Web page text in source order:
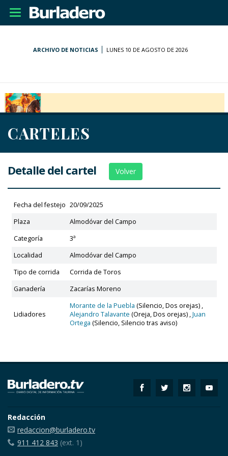
Desplegar
navegación
ARCHIVO DE NOTICIAS LUNES 10 DE AGOSTO DE 2026
CARTELES
Detalle del cartel Volver
Fecha del festejo 20/09/2025
Plaza
Almodóvar del Campo
Categoría
3ª
Localidad
Almodóvar del Campo
Tipo de corrida
Corrida de Toros
Ganadería
Zacarías Moreno
Lidiadores
Morante de la Puebla (Silencio, Dos orejas) ,
Alejandro Talavante (Oreja, Dos orejas) ,Juan
Ortega (Silencio, Silencio tras aviso)
Redacción
redaccion@burladero.tv
911 412 843 (ext. 1)